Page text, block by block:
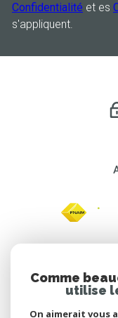
Confidentialité et es
s'appliquent.
Comme
utilise
On aimerait vous